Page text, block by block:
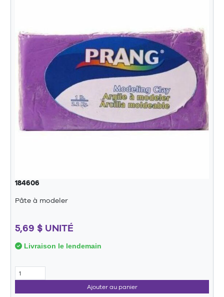
184606
Pâte à modeler
5,69 $ UNITÉ
Livraison le lendemain
Ajouter au panier